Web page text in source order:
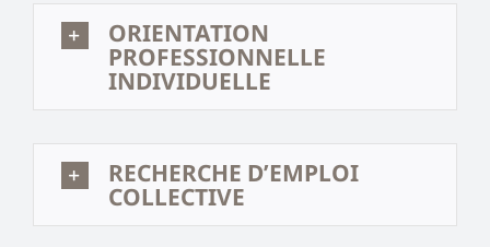
ORIENTATION
PROFESSIONNELLE
INDIVIDUELLE
RECHERCHE D’EMPLOI
COLLECTIVE